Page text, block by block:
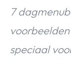
7
speciaal